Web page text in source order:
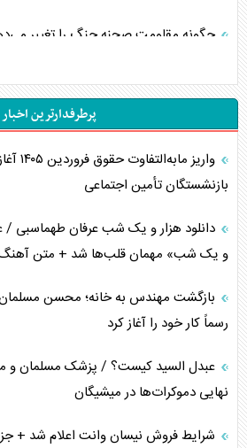
چگونه مقاومت صحنه جنگ را تغییر
تحلیل جامع پدیده تراستی‌ها
تأثیر جنگ ایران و آمریکا بر اقتصاد جهانی
اربعین، کابوس مشترک تل‌آویو-واشنگتن
برنامه هفتم توسعه در نقطه کور
کنوانسیون دریای خزر در راستای منافع
اوکراین بازوی مخرب آمریکا در غرب آسیا
اهمیت راهبردی اردن برای آمریکا
پرطرفدارترین اخبار
واریز
بازنشستگان تأمین اجتماعی
دانلود هزار و یک شب عرفان طهماسبی /
و یک شب» مهمان قلب‌ها شد + متن
بازگشت مهندس به خانه؛ محسن مسلمان
رسماً کار خود را آغاز کرد
عبدل السید کیست؟ / پزشک مسلمان و
نهایی دموکرات‌ها در میشیگان
شرایط فروش نیسان وانت اعلام شد +